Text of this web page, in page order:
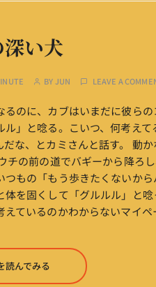
い犬
BYJUN LEAVE A
のに、カブはいまだに彼ら
」と唸る。こいつ、何考え
な、とカミさんと話す。 動
の前の道でバギーから降ろし
もの「もう歩きたくないから
を固くして「グルルル」と
ているのかわからないマイペ
読んでみる